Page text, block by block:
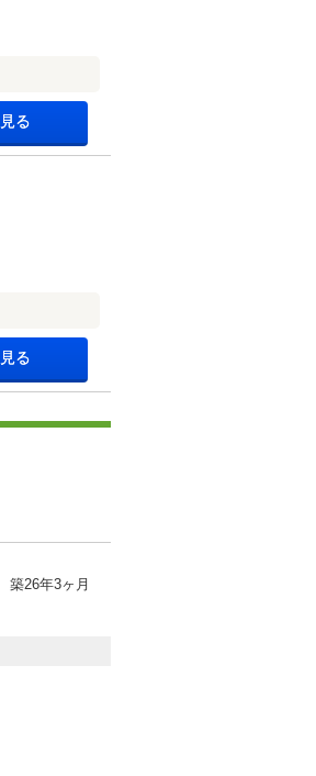
る
る
築26年3ヶ月